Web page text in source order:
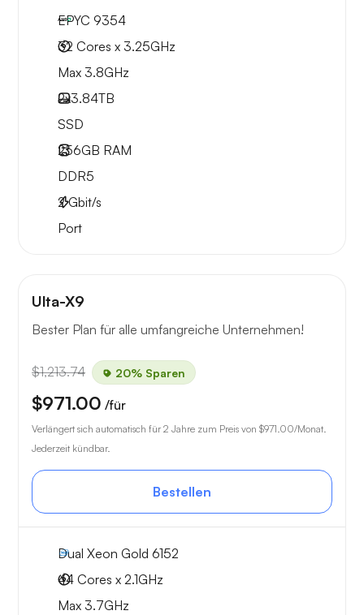
EPYC 9354
32 Cores x 3.25GHz
Max 3.8GHz
2x3.84TB
SSD
256GB RAM
DDR5
2Gbit/s
Port
Ulta-X9
Bester Plan für alle umfangreiche Unternehmen!
$1,213.74 20% Sparen
$971.00 /für
Verlängert sich automatisch für 2 Jahre zum Preis von $971.00/Monat.
Jederzeit kündbar.
Bestellen
Dual Xeon Gold 6152
44 Cores x 2.1GHz
Max 3.7GHz